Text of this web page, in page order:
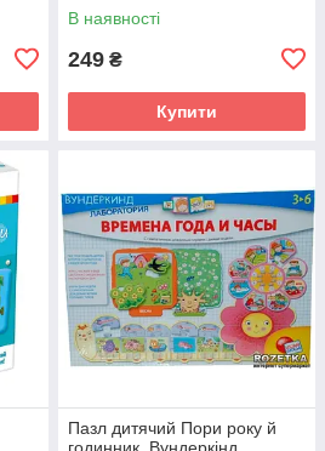
В наявності
249 ₴
Купити
Пазл дитячий Пори року й